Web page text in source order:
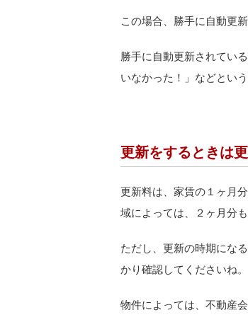
この場合、勝手に自動更
勝手に自動更新されてい
いなかった！」などとい
更新をするときは
更新料は、家賃の１ヶ月
域によっては、２ヶ月分
ただし、更新の時期にな
かり確認してくださいね。
物件によっては、不動産